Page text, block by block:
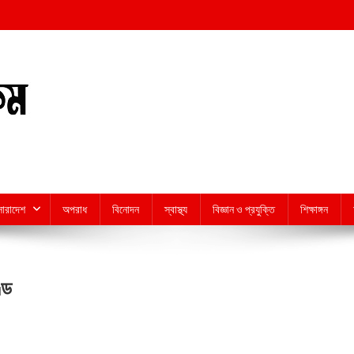
অপরাধ বিনোদন স্বাস্থ্য বিজ্ঞান ও প্রযুক্তি শিক্ষাঙ্গন